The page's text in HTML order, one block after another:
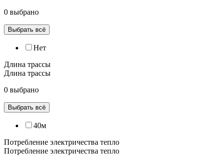
0 выбрано
Выбрать всё
Нет
Длина трассы
Длина трассы
0 выбрано
Выбрать всё
40м
Потребление электричества тепло
Потребление электричества тепло